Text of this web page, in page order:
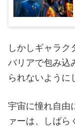
しかしギャラク
バリアで包み込
られないように
宇宙に憧れ自由
ァーは、しばら